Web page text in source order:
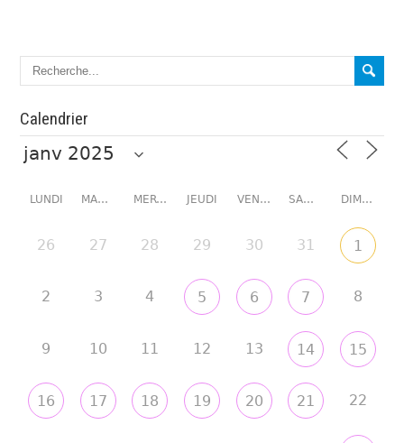
Calendrier
LUNDI MARDI MERCREDI JEUDI VENDREDI SAMEDI DIMANCHE
26 27 28 29 30 31 1
2 3 4 5 6 7 8
9 10 11 12 13 14 15
16 17 18 19 20 21 22